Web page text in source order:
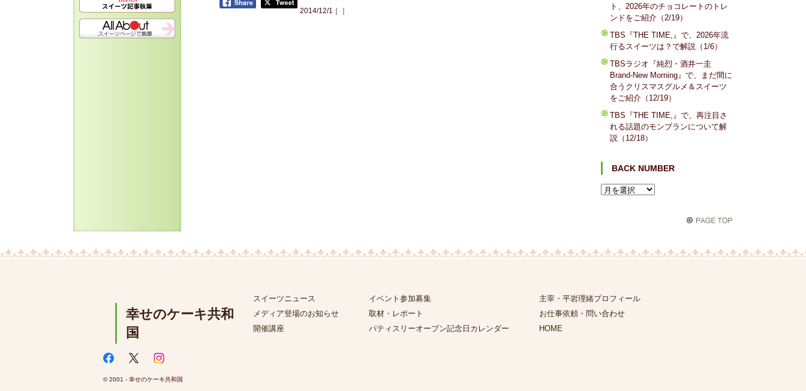
2014/12/1｜｜
ト、2026年のチョコレートのトレ
ンドをご紹介（2/19）
TBS『THE TIME,』で、2026年流
行るスイーツは？で解説（1/6）
TBSラジオ『純烈・酒井一圭
Brand-New Morning』で、まだ間に
合うクリスマスグルメ＆スイーツ
をご紹介（12/19）
TBS『THE TIME,』で、再注目さ
れる話題のモンブランについて解
説（12/18）
BACK NUMBER
幸せのケーキ共和
国
スイーツニュース
メディア登場のお知らせ
開催講座
イベント参加募集
取材・レポート
パティスリーオープン記念日カレンダー
主宰・平岩理緒プロフィール
お仕事依頼・問い合わせ
HOME
© 2001 - 幸せのケーキ共和国